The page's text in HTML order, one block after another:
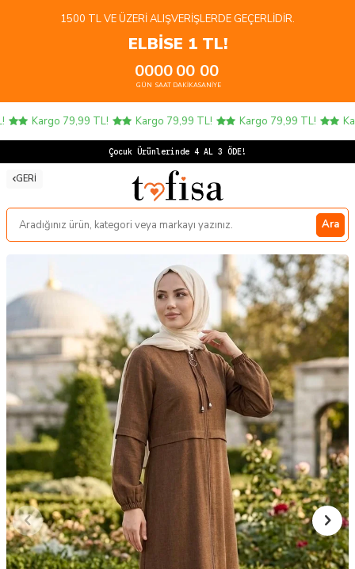
1500 TL VE ÜZERI ALIŞVERIŞLERDE GEÇERLIDIR.
ELBİSE 1 TL!
00
GÜN
00
SAAT
00
DAKIKA
00
SANIYE
Kargo 79,99 TL! Kargo 79,99 TL! Kargo 79,99 TL!
Çoc
GERI
Ara